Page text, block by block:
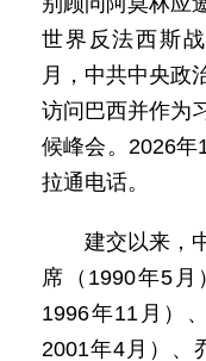
世界反法西斯
月，中共中央政
访问巴西并作为
候峰会。2026年
拉通电话。
建交以来，
席（1990年5月
1996年11月）
2001年4月）、